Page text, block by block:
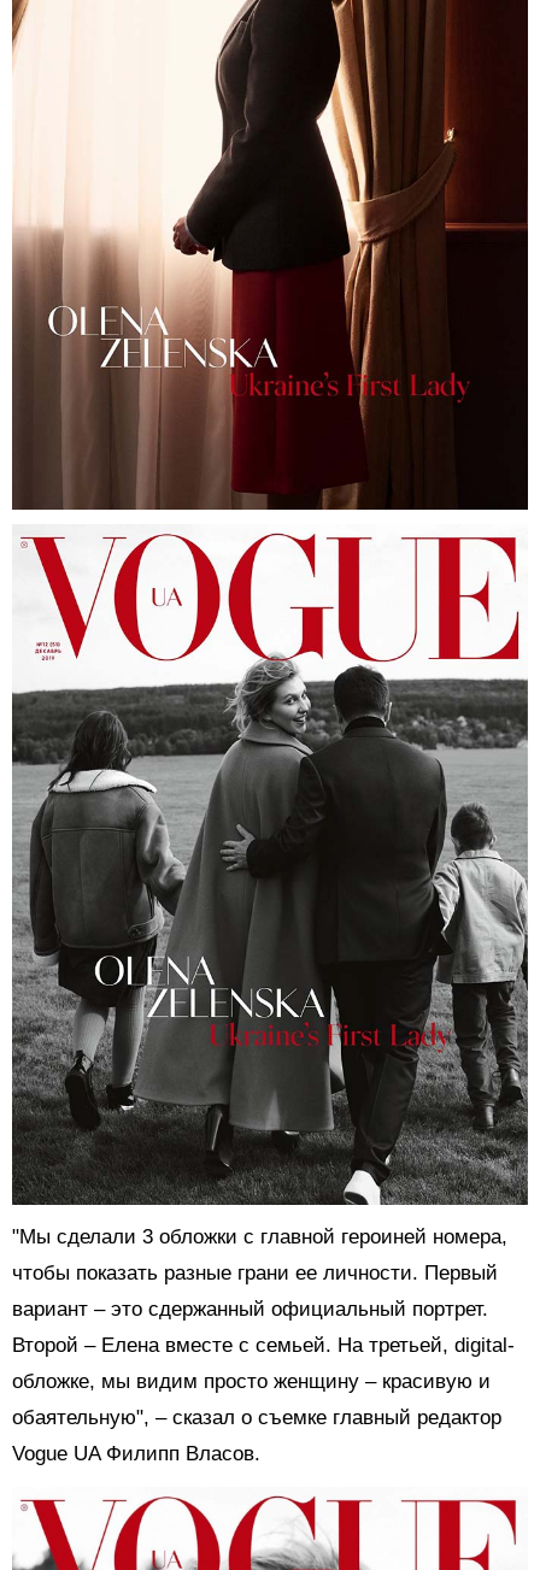
"Мы сделали 3 обложки с главной героиней номера,
чтобы показать разные грани ее личности. Первый
вариант – это сдержанный официальный портрет.
Второй – Елена вместе с семьей. На третьей, digital-
обложке, мы видим просто женщину – красивую и
обаятельную", – сказал о съемке главный редактор
Vogue UA Филипп Власов.